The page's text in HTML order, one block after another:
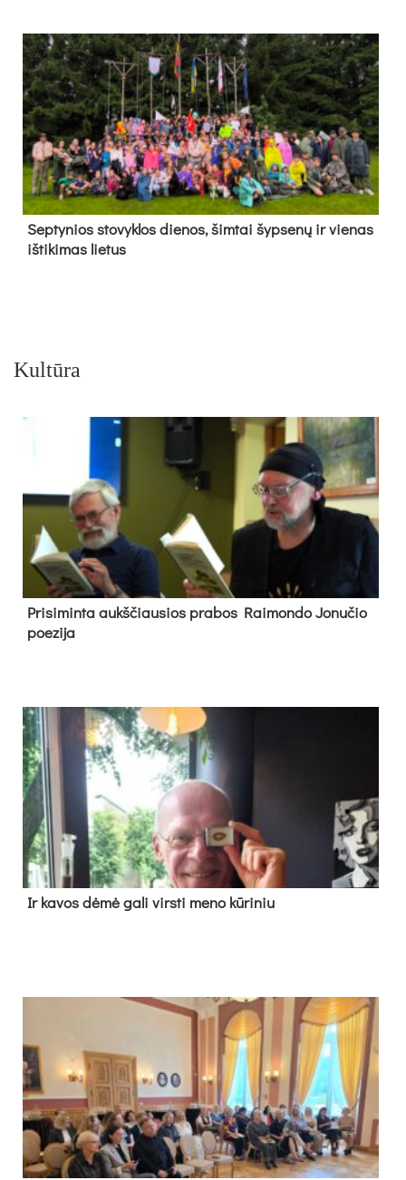
Sep­ty­nios sto­vyk­los die­nos, šim­tai šyp­se­nų ir vie­nas
iš­ti­ki­mas lie­tus
Kultūra
Pri­si­min­ta aukš­čiau­sios pra­bos Rai­mon­do Jo­nu­čio
poe­zi­ja
Ir ka­vos dė­mė ga­li virs­ti me­no kū­ri­niu